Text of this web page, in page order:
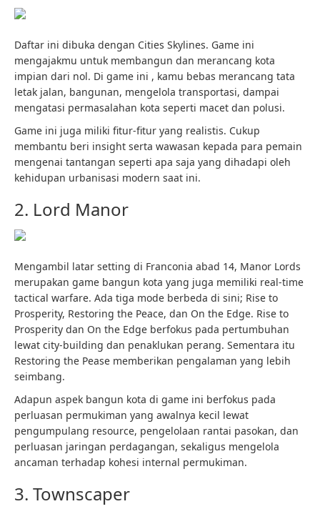
Daftar ini dibuka dengan Cities Skylines. Game ini
mengajakmu untuk membangun dan merancang kota
impian dari nol. Di game ini , kamu bebas merancang tata
letak jalan, bangunan, mengelola transportasi, dampai
mengatasi permasalahan kota seperti macet dan polusi.
Game ini juga miliki fitur-fitur yang realistis. Cukup
membantu beri insight serta wawasan kepada para pemain
mengenai tantangan seperti apa saja yang dihadapi oleh
kehidupan urbanisasi modern saat ini.
2. Lord Manor
Mengambil latar setting di Franconia abad 14, Manor Lords
merupakan game bangun kota yang juga memiliki real-time
tactical warfare. Ada tiga mode berbeda di sini; Rise to
Prosperity, Restoring the Peace, dan On the Edge. Rise to
Prosperity dan On the Edge berfokus pada pertumbuhan
lewat city-building dan penaklukan perang. Sementara itu
Restoring the Pease memberikan pengalaman yang lebih
seimbang.
Adapun aspek bangun kota di game ini berfokus pada
perluasan permukiman yang awalnya kecil lewat
pengumpulang resource, pengelolaan rantai pasokan, dan
perluasan jaringan perdagangan, sekaligus mengelola
ancaman terhadap kohesi internal permukiman.
3. Townscaper